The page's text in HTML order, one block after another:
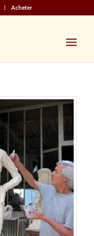
Acheter